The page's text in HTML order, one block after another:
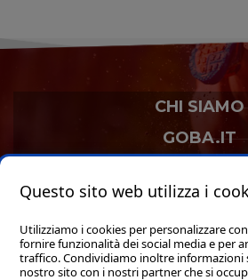
CHI SIAMO
GOBA.IT
Questo sito web utilizza i
Utilizziamo i cookies per personalizzare
fornire funzionalità dei social media e per
traffico. Condividiamo inoltre informazioni
nostro sito con i nostri partner che si